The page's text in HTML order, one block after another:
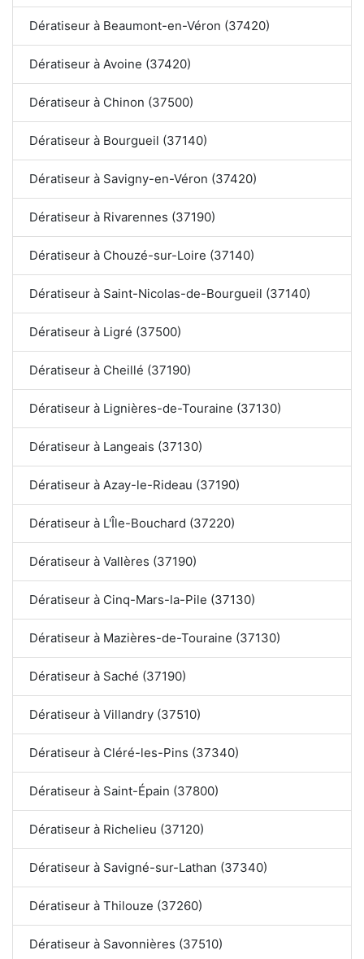
Dératiseur à Beaumont-en-Véron (37420)
Dératiseur à Avoine (37420)
Dératiseur à Chinon (37500)
Dératiseur à Bourgueil (37140)
Dératiseur à Savigny-en-Véron (37420)
Dératiseur à Rivarennes (37190)
Dératiseur à Chouzé-sur-Loire (37140)
Dératiseur à Saint-Nicolas-de-Bourgueil (37140)
Dératiseur à Ligré (37500)
Dératiseur à Cheillé (37190)
Dératiseur à Lignières-de-Touraine (37130)
Dératiseur à Langeais (37130)
Dératiseur à Azay-le-Rideau (37190)
Dératiseur à L'Île-Bouchard (37220)
Dératiseur à Vallères (37190)
Dératiseur à Cinq-Mars-la-Pile (37130)
Dératiseur à Mazières-de-Touraine (37130)
Dératiseur à Saché (37190)
Dératiseur à Villandry (37510)
Dératiseur à Cléré-les-Pins (37340)
Dératiseur à Saint-Épain (37800)
Dératiseur à Richelieu (37120)
Dératiseur à Savigné-sur-Lathan (37340)
Dératiseur à Thilouze (37260)
Dératiseur à Savonnières (37510)